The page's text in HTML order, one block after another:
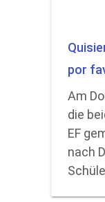
por
Am
die
EF
nach